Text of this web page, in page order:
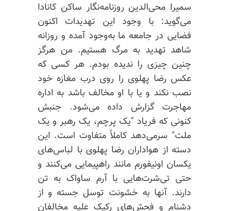
سمیرا محی‌الدین روزنامه‌نگار ساکن کانادا
می‌گوید: با وجود این تهدیدات اکنون
فضایی در جامعه ما به‌وجود آمده و روزانه
شاهد تهدید به مرگ هستیم. من هرگز
چنین چیزی را ندیده بودم. هر کسی که
عکس رضا پهلوی را روی درب مغازه خود
نصب نکند و یا با او مخالف باشد به اداره
مهاجرت گزارش داده می‌شود. جنبش
کنونی که فریاد "یک پرچم، یک رهبر و یک
ملت" سرمی‌دهد کاملاً متفاوت است. این
دسته از هواداران رضا پهلوی با لباس‌های
یکسان اونیفورم مانند راهپیمایی می‌کنند و
حتی تی‌شرت‌هایی با آرم ساواک به تن
دارند. آنها به خشونت توسل جسته و از
دشنام و فحش‌های رکیک علیه مخالفان